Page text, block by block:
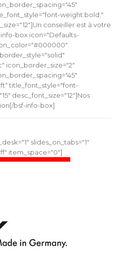
weight:bold;"
conseiller est à votre
box icon="Defaults-
icon_border_size="2"
title_font_style="font-
desc_font_size="12"]Nos
bsf-info-box]
slides_on_tabs="1"
item_space="0"]